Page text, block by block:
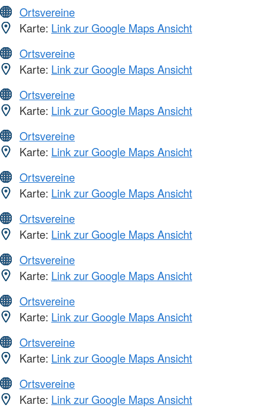
Ortsvereine
Karte: Link zur Google Maps Ansicht
Ortsvereine
Karte: Link zur Google Maps Ansicht
Ortsvereine
Karte: Link zur Google Maps Ansicht
Ortsvereine
Karte: Link zur Google Maps Ansicht
Ortsvereine
Karte: Link zur Google Maps Ansicht
Ortsvereine
Karte: Link zur Google Maps Ansicht
Ortsvereine
Karte: Link zur Google Maps Ansicht
Ortsvereine
Karte: Link zur Google Maps Ansicht
Ortsvereine
Karte: Link zur Google Maps Ansicht
Ortsvereine
Karte: Link zur Google Maps Ansicht